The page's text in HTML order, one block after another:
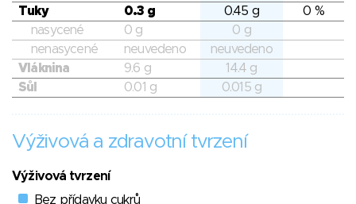
Tuky
0.3 g 0.45 g
0 %
nasycené
0 g
0 g
nenasycené
neuvedeno
neuvedeno
Vláknina
9.6 g
14.4 g
Sůl
0.01 g 0.015 g
Výživová a zdravotní tvrzení
Výživová tvrzení
Bez přídavku cukrů